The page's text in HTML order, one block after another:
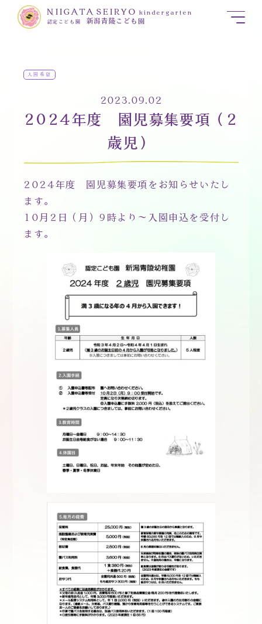
NIIGATA SEIRYO kindergarten
認定こども園 新潟青陵こども園
入園希望
2023.09.02
2024年度 園児募集要項（2
歳児）
2024年度 園児募集要項をお知らせいたし
ます。
10月2日（月）9時より～入園申込を受付し
ます。